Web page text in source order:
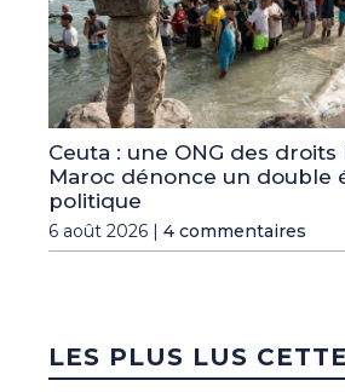
Ceuta : une ONG des droits
Maroc dénonce un double
politique
6 août 2026 | 4 commentaires
LES PLUS LUS